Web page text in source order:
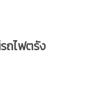
ถไฟตรัง